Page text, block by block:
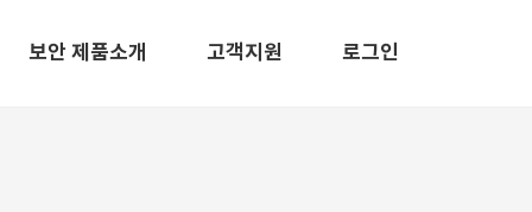
보안 제품소개 고객지원 로그인